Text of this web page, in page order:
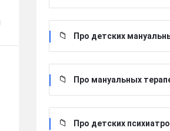
Про детских
Про мануальных
Про детских